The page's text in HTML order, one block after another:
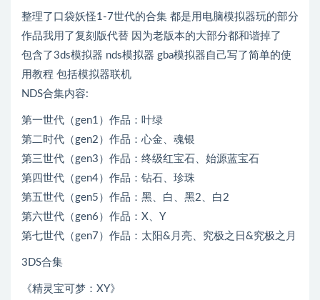
整理了口袋妖怪1-7世代的合集 都是用电脑模拟器玩的部分
作品我用了复刻版代替 因为老版本的大部分都和谐掉了
包含了3ds模拟器 nds模拟器 gba模拟器自己写了简单的使
用教程 包括模拟器联机
NDS合集内容:
第一世代（gen1）作品：叶绿
第二时代（gen2）作品：心金、魂银
第三世代（gen3）作品：终级红宝石、始源蓝宝石
第四世代（gen4）作品：钻石、珍珠
第五世代（gen5）作品：黑、白、黑2、白2
第六世代（gen6）作品：X、Y
第七世代（gen7）作品：太阳&月亮、究极之日&究极之月
3DS合集
《精灵宝可梦：XY》